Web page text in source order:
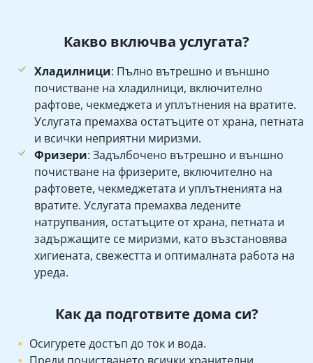
Какво включва услугата?
Хладилници: Пълно вътрешно и външно
почистване на хладилници, включително
рафтове, чекмеджета и уплътнения на вратите.
Услугата премахва остатъците от храна, петната
и всички неприятни миризми.
Фризери: Задълбочено вътрешно и външно
почистване на фризерите, включително на
рафтовете, чекмеджетата и уплътненията на
вратите. Услугата премахва ледените
натрупвания, остатъците от храна, петната и
задържащите се миризми, като възстановява
хигиената, свежестта и оптималната работа на
уреда.
Как да подготвите дома си?
Осигурете достъп до ток и вода.